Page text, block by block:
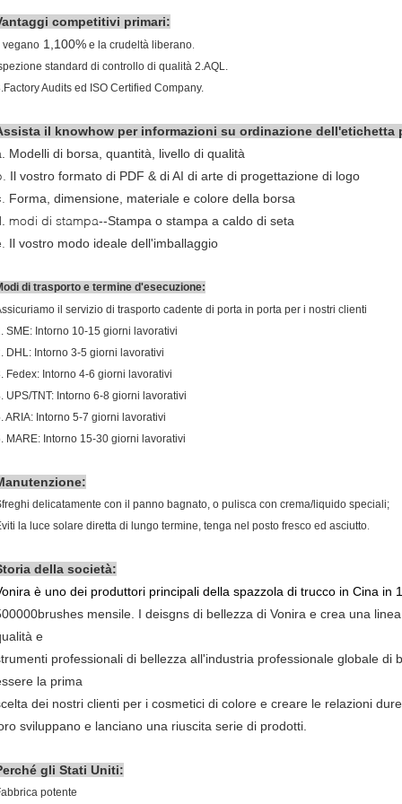
competitivi primari:
vegano 1,100% e la crudeltà liberano.
standard di controllo di qualità 2.AQL.
Audits ed ISO Certified Company.
il knowhow per informazioni su ordinazione dell'etichetta
Modelli di borsa, quantità, livello di qualità
Il vostro formato di PDF & di AI di arte di progettazione di logo
Forma, dimensione, materiale e colore della borsa
modi di stampa--Stampa o stampa a caldo di seta
Il vostro modo ideale dell'imballaggio
di trasporto e termine d'esecuzione:
il servizio di trasporto cadente di porta in porta per i nostri clienti
SME: Intorno 10-15 giorni lavorativi
DHL: Intorno 3-5 giorni lavorativi
Fedex: Intorno 4-6 giorni lavorativi
UPS/TNT: Intorno 6-8 giorni lavorativi
ARIA: Intorno 5-7 giorni lavorativi
MARE: Intorno 15-30 giorni lavorativi
delicatamente con il panno bagnato, o pulisca con crema/liquido speciali;
la luce solare diretta di lungo termine, tenga nel posto fresco ed asciutto.
della società:
è uno dei produttori principali della spazzola di trucco in Cina in
mensile. I deisgns di bellezza di Vonira e crea una
e
professionali di bellezza all'industria professionale globale di
la prima
dei nostri clienti per i cosmetici di colore e creare le relazioni
sviluppano e lanciano una riuscita serie di prodotti.
gli Stati Uniti:
potente